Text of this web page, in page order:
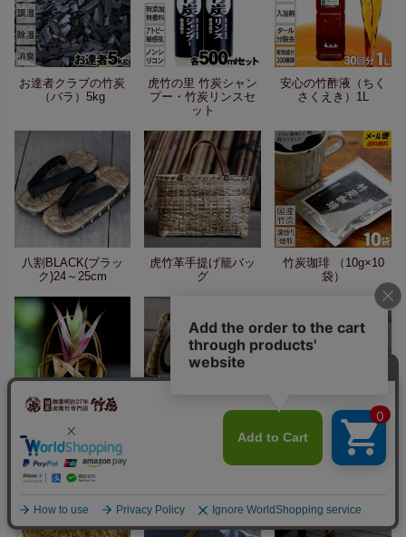
お達者クラブの竹炭
（バラ）5kg
虎竹の里 竹炭シャン
プー・竹炭リンスセ
ット
安心の竹酢液（ちく
さくえき）1L
八割BLACK(ブラッ
ク)24～25cm
虎竹革手提げ籠バッ
グ
竹炭珈琲 （10g×10
袋）
虎竹花籠 手付き四海
波（豆）
虎竹スクエア茶碗籠
虎竹ランチボックス
（大）